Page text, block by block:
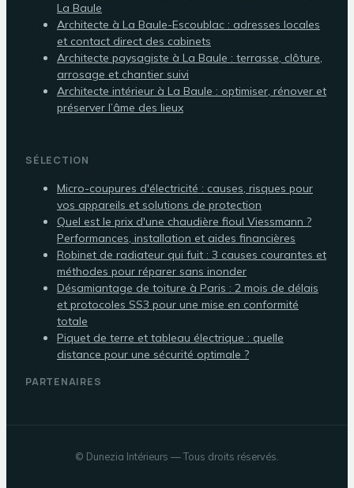
La Baule
Architecte à La Baule-Escoublac : adresses locales
et contact direct des cabinets
Architecte paysagiste à La Baule : terrasse, clôture,
arrosage et chantier suivi
Architecte intérieur à La Baule : optimiser, rénover et
préserver l’âme des lieux
SÉLECTION
Micro-coupures d'électricité : causes, risques pour
vos appareils et solutions de protection
Quel est le prix d'une chaudière fioul Viessmann ?
Performances, installation et aides financières
Robinet de radiateur qui fuit : 3 causes courantes et
méthodes pour réparer sans inonder
Désamiantage de toiture à Paris : 2 mois de délais
et protocoles SS3 pour une mise en conformité
totale
Piquet de terre et tableau électrique : quelle
distance pour une sécurité optimale ?
PARTENAIRES
© Dunezia Intérieurs — Tous droits réservés.